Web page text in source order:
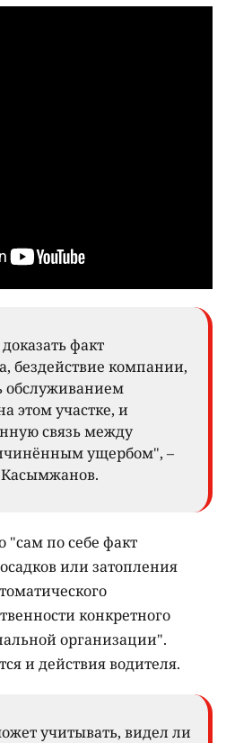
факт
бездействие компании,
обслуживанием
этом участке, и
связь между
ущербом", –
Касымжанов.
"сам по себе факт
или затопления
конкретного
организации".
и действия водителя.
учитывать, видел ли